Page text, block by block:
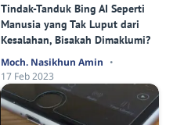
Tindak-Tanduk Bing AI Seperti
Manusia yang Tak Luput dari
Kesalahan, Bisakah Dimaklumi?
Moch. Nasikhun Amin
17 Feb 2023